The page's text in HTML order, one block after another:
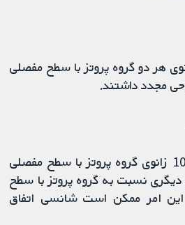
زانو در هر 1000 زانوی هر دو گروه پروتز با سطح مفصلی
مجدد داشتند.
• 1 زانو بیشتر از هر 1000 زانوی گروه پروتز با سطح مفصلی
نسبت به گروه پروتز با سطح
امر ممکن است شانسی اتفاق